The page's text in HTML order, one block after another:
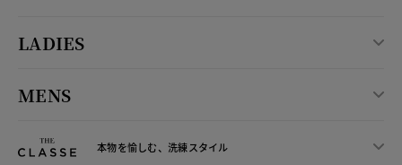
LADIES
MENS
本物を愉しむ、洗練スタイル